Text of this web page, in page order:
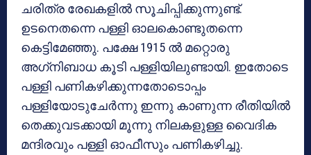
ചരിത്ര രേഖകളില്‍ സൂചിപ്പിക്കുന്നുണ്ട്.
ഉടനെതന്നെ പള്ളി ഓലകൊണ്ടുതന്നെ
കെട്ടിമേഞ്ഞു. പക്ഷേ 1915 ല്‍ മറ്റൊരു
അഗ്‌നിബാധ കൂടി പള്ളിയിലുണ്ടായി. ഇതോടെ
പള്ളി പണികഴിക്കുന്നതോടൊപ്പം
പള്ളിയോടുചേര്‍ന്നു ഇന്നു കാണുന്ന രീതിയില്‍
തെക്കുവടക്കായി മൂന്നു നിലകളുള്ള വൈദിക
മന്ദിരവും പള്ളി ഓഫീസും പണികഴിച്ചു.